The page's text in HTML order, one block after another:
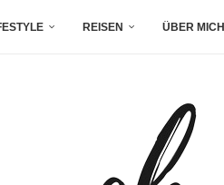
REISEN ÜBER MICH